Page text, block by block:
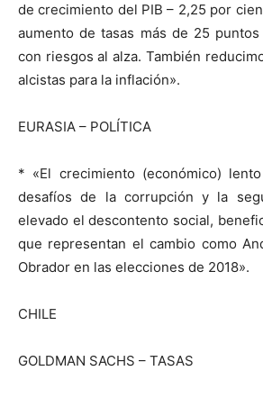
de crecimiento del PIB – 2,25 por
aumento de tasas más de 25
con riesgos al alza. También
alcistas para la inflación».
EURASIA – POLÍTICA
* «El crecimiento (económico)
desafíos de la corrupción y la
elevado el descontento social,
que representan el cambio como
Obrador en las elecciones de 2018».
CHILE
GOLDMAN SACHS – TASAS